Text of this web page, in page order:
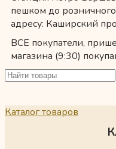
пешком до
адресу: Каширский
ВСЕ покупатели,
магазина (9:30)
Каталог товаров